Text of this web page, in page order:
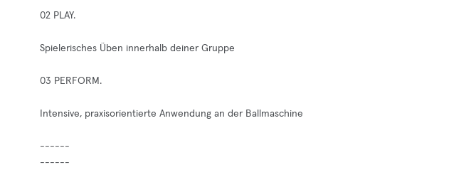
02 PLAY.
Spielerisches Üben innerhalb deiner Gruppe
03 PERFORM.
Intensive, praxisorientierte Anwendung an der Ballmaschine
------
------